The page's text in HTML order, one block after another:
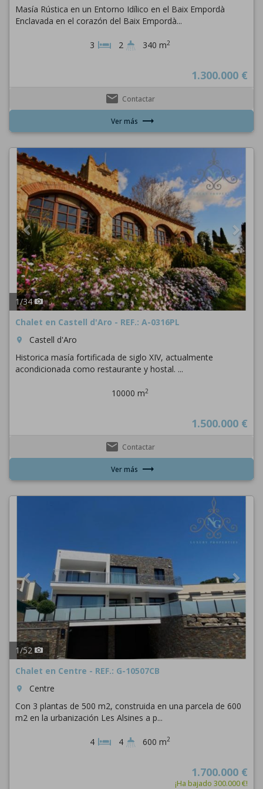
Masía Rústica en un Entorno Idílico en el Baix Empordà
Enclavada en el corazón del Baix Empordà...
3 2 340 m2
1.300.000 €
email Contactar
Ver más trending_flat
Previous Next
1/34
Chalet en Castell d'Aro - REF.: A-0316PL
room
Castell d'Aro
Historica masía fortificada de siglo XIV, actualmente
acondicionada como restaurante y hostal. ...
10000 m2
1.500.000 €
email Contactar
Ver más trending_flat
Previous Next
1/52
Chalet en Centre - REF.: G-10507CB
room
Centre
Con 3 plantas de 500 m2, construida en una parcela de 600
m2 en la urbanización Les Alsines a p...
4 4 600 m2
1.700.000 €
¡Ha bajado 300.000 €!